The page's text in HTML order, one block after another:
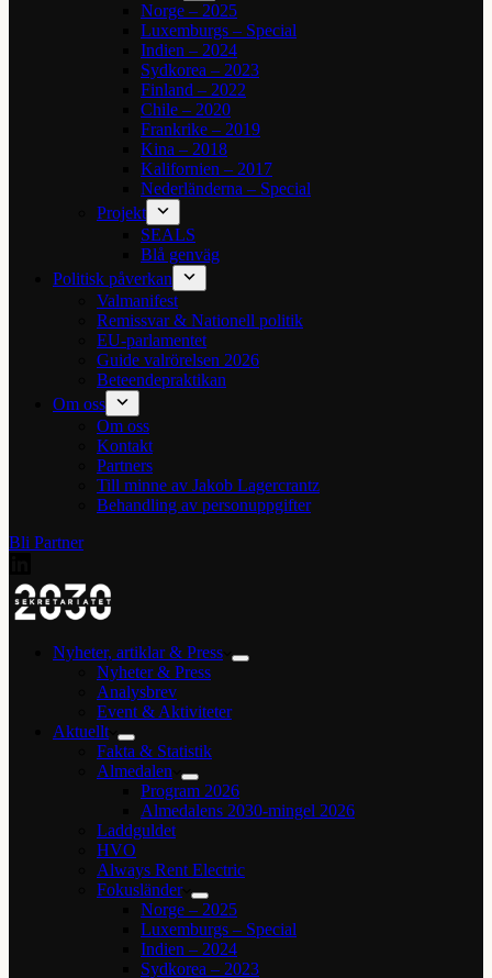
Norge – 2025
Luxemburgs – Special
Indien – 2024
Sydkorea – 2023
Finland – 2022
Chile – 2020
Frankrike – 2019
Kina – 2018
Kalifornien – 2017
Nederländerna – Special
Projekt
SEALS
Blå genväg
Politisk påverkan
Valmanifest
Remissvar & Nationell politik
EU-parlamentet
Guide valrörelsen 2026
Beteendepraktikan
Om oss
Om oss
Kontakt
Partners
Till minne av Jakob Lagercrantz
Behandling av personuppgifter
Bli Partner
Nyheter, artiklar & Press
Nyheter & Press
Analysbrev
Event & Aktiviteter
Aktuellt
Fakta & Statistik
Almedalen
Program 2026
Almedalens 2030-mingel 2026
Laddguldet
HVO
Always Rent Electric
Fokusländer
Norge – 2025
Luxemburgs – Special
Indien – 2024
Sydkorea – 2023